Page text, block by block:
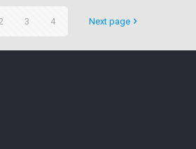
3 4 Next page